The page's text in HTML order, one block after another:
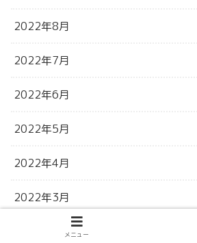
2022年8月
2022年7月
2022年6月
2022年5月
2022年4月
2022年3月
2022年2月メニュー